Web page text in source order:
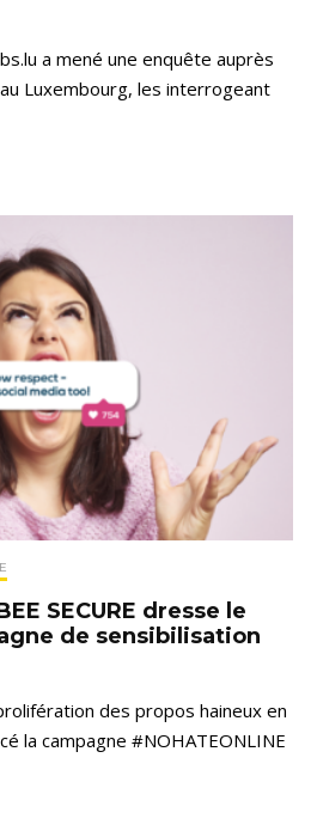
a mené une enquête auprès
Luxembourg, les interrogeant
SECURE dresse le
de sensibilisation
des propos haineux en
la campagne #NOHATEONLINE